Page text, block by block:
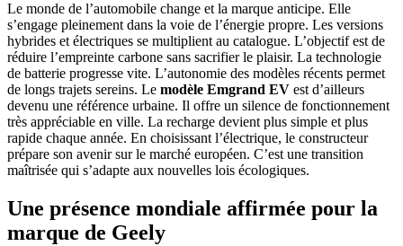
Le monde de l’automobile change et la marque anticipe. Elle
s’engage pleinement dans la voie de l’énergie propre. Les versions
hybrides et électriques se multiplient au catalogue. L’objectif est de
réduire l’empreinte carbone sans sacrifier le plaisir. La technologie
de batterie progresse vite. L’autonomie des modèles récents permet
de longs trajets sereins. Le modèle Emgrand EV est d’ailleurs
devenu une référence urbaine. Il offre un silence de fonctionnement
très appréciable en ville. La recharge devient plus simple et plus
rapide chaque année. En choisissant l’électrique, le constructeur
prépare son avenir sur le marché européen. C’est une transition
maîtrisée qui s’adapte aux nouvelles lois écologiques.
Une présence mondiale affirmée pour la
marque de Geely